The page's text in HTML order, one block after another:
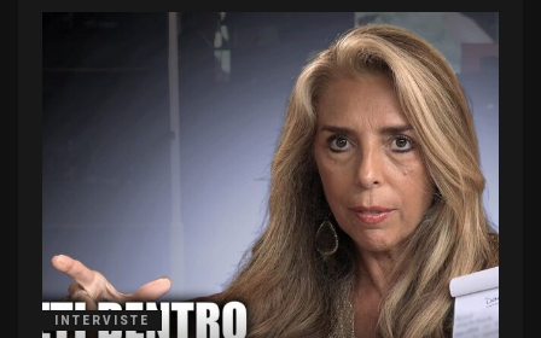
INTERVISTE